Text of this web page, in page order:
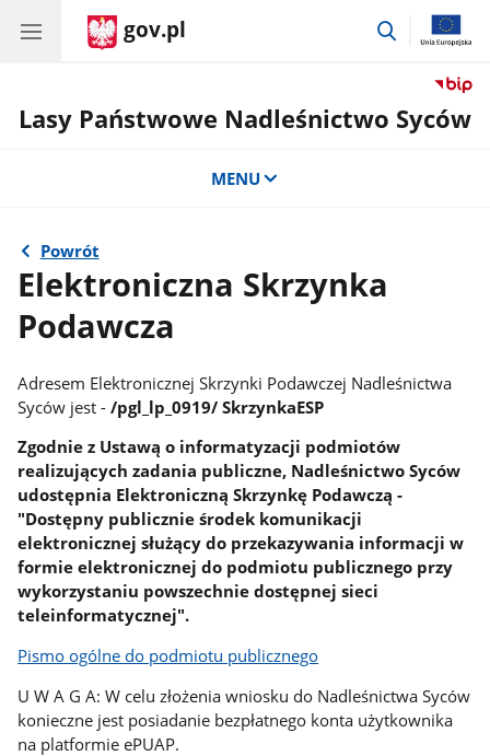
gov.pl
przejdź
Lasy Państwowe Nadleśnictwo Syców
MENU
Powrót
Elektroniczna Skrzynka
Podawcza
Adresem Elektronicznej Skrzynki Podawczej Nadleśnictwa
Syców jest -/pgl_lp_0919/ SkrzynkaESP
Zgodnie z Ustawą o informatyzacji podmiotów
realizujących zadania publiczne, Nadleśnictwo Syców
udostępnia Elektroniczną Skrzynkę Podawczą -
"Dostępny publicznie środek komunikacji
elektronicznej służący do przekazywania informacji w
formie elektronicznej do podmiotu publicznego przy
wykorzystaniu powszechnie dostępnej sieci
teleinformatycznej".
Pismo ogólne do podmiotu publicznego
U W A G A: W celu złożenia wniosku do Nadleśnictwa Syców
konieczne jest posiadanie bezpłatnego konta użytkownika
na platformie ePUAP.